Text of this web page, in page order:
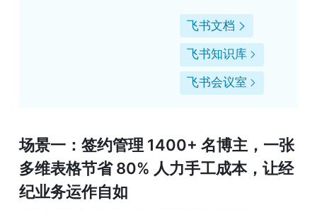
飞书文档
飞书知识库
飞书会议室
场景一：签约管理 1400+ 名博主，一张
多维表格节省 80% 人力手工成本，让经
纪业务运作自如